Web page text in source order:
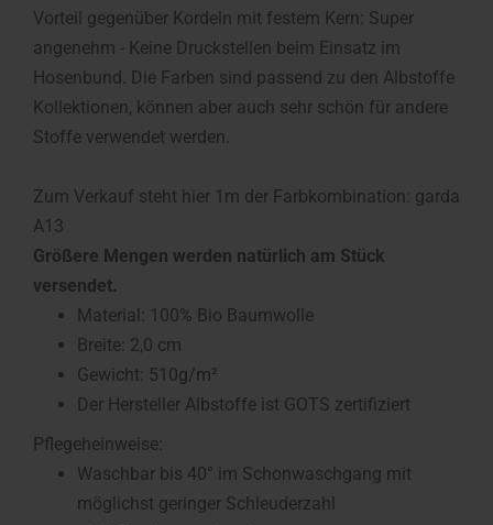
Vorteil gegenüber Kordeln mit festem Kern: Super
angenehm - Keine Druckstellen beim Einsatz im
Hosenbund. Die Farben sind passend zu den Albstoffe
Kollektionen, können aber auch sehr schön für andere
Stoffe verwendet werden.
Zum Verkauf steht hier 1m der Farbkombination: garda
A13
Größere Mengen werden natürlich am Stück
versendet.
Material: 100% Bio Baumwolle
Breite: 2,0 cm
Gewicht: 510g/m²
Der Hersteller Albstoffe ist GOTS zertifiziert
Pflegeheinweise:
Waschbar bis 40° im Schonwaschgang mit
möglichst geringer Schleuderzahl